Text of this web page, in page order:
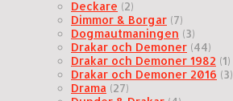
Deckare (2)
Dimmor & Borgar (7)
Dogmautmaningen (3)
Drakar och Demoner (44)
Drakar och Demoner 1982 (1)
Drakar och Demoner 2016 (3)
Drama (27)